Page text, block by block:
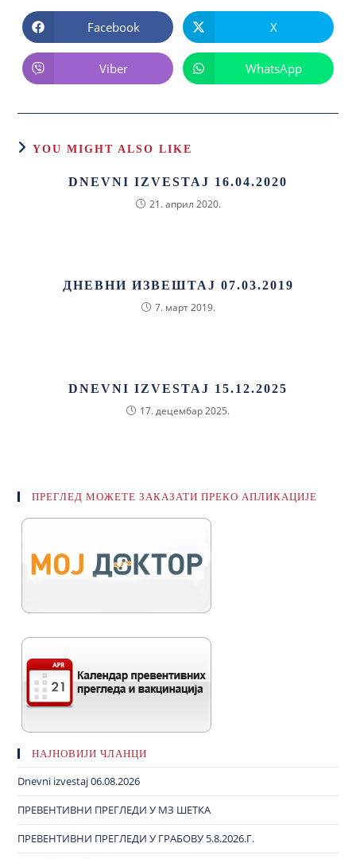
Facebook X
Viber WhatsApp
YOU MIGHT ALSO LIKE
DNEVNI IZVESTAJ 16.04.2020
21. април 2020.
ДНЕВНИ ИЗВЕШТАЈ 07.03.2019
7. март 2019.
DNEVNI IZVESTAJ 15.12.2025
17. децембар 2025.
ПРЕГЛЕД МОЖЕТЕ ЗАКАЗАТИ ПРЕКО АПЛИКАЦИЈЕ
НАЈНОВИЈИ ЧЛАНЦИ
Dnevni izvestaj 06.08.2026
ПРЕВЕНТИВНИ ПРЕГЛЕДИ У МЗ ШЕТКА
ПРЕВЕНТИВНИ ПРЕГЛЕДИ У ГРАБОВУ 5.8.2026.Г.